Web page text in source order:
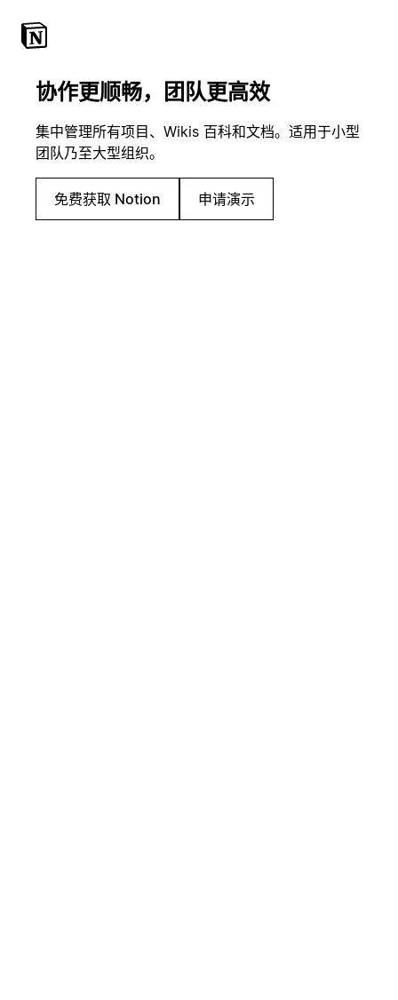
协作更顺畅，团队更高效
集中管理所有项目、Wikis 百科和文档。适用于小型
团队乃至大型组织。
免费获取 Notion 申请演示